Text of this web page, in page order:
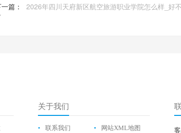
篇：
2026年四川天府新区航空旅游职业学院怎么样_好
关于我们
• 联系我们 • 网站XML地图